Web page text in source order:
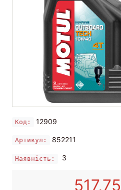
Код: 12909
Артикул: 852211
Наявність: 3
517,75